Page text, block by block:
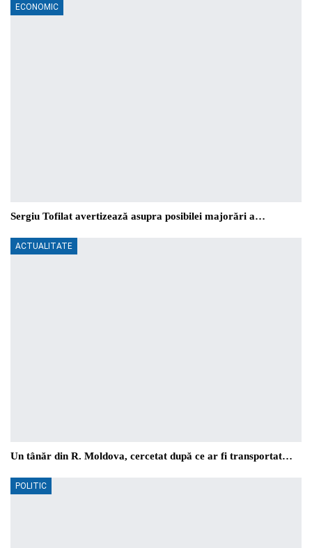
ECONOMIC
Sergiu Tofilat avertizează asupra posibilei majorări a…
ACTUALITATE
Un tânăr din R. Moldova, cercetat după ce ar fi transportat…
POLITIC